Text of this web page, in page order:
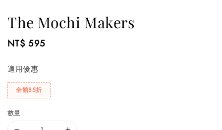
The Mochi Makers
Regular
NT$ 595
適用優惠
全館85折
數量